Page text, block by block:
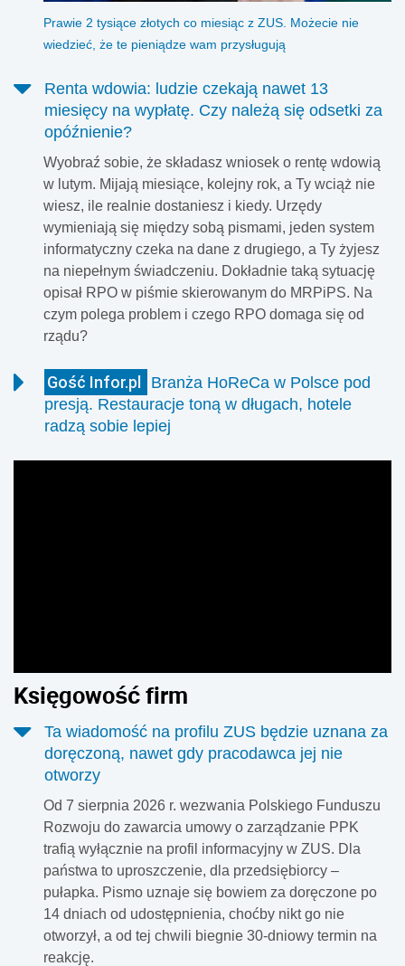
Prawie 2 tysiące złotych co miesiąc z ZUS. Możecie nie
wiedzieć, że te pieniądze wam przysługują
Renta wdowia: ludzie czekają nawet 13
miesięcy na wypłatę. Czy należą się odsetki za
opóźnienie?
Wyobraź sobie, że składasz wniosek o rentę wdowią
w lutym. Mijają miesiące, kolejny rok, a Ty wciąż nie
wiesz, ile realnie dostaniesz i kiedy. Urzędy
wymieniają się między sobą pismami, jeden system
informatyczny czeka na dane z drugiego, a Ty żyjesz
na niepełnym świadczeniu. Dokładnie taką sytuację
opisał RPO w piśmie skierowanym do MRPiPS. Na
czym polega problem i czego RPO domaga się od
rządu?
Gość Infor.pl Branża HoReCa w Polsce pod
presją. Restauracje toną w długach, hotele
radzą sobie lepiej
Księgowość firm
Ta wiadomość na profilu ZUS będzie uznana za
doręczoną, nawet gdy pracodawca jej nie
otworzy
Od 7 sierpnia 2026 r. wezwania Polskiego Funduszu
Rozwoju do zawarcia umowy o zarządzanie PPK
trafią wyłącznie na profil informacyjny w ZUS. Dla
państwa to uproszczenie, dla przedsiębiorcy –
pułapka. Pismo uznaje się bowiem za doręczone po
14 dniach od udostępnienia, choćby nikt go nie
otworzył, a od tej chwili biegnie 30-dniowy termin na
reakcję.